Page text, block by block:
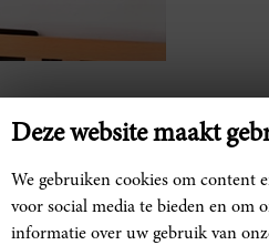
info@martijn-
versteeg.nl
©
Deze website maakt
We gebruiken cookies om content
voor social media te bieden en om
informatie over uw gebruik van